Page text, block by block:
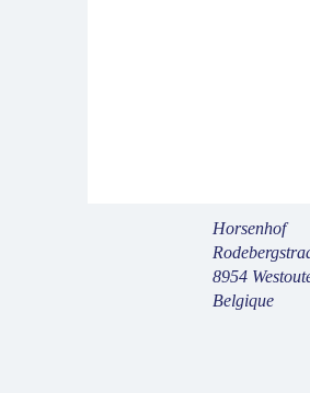
Horsenhof
8954
Belgique